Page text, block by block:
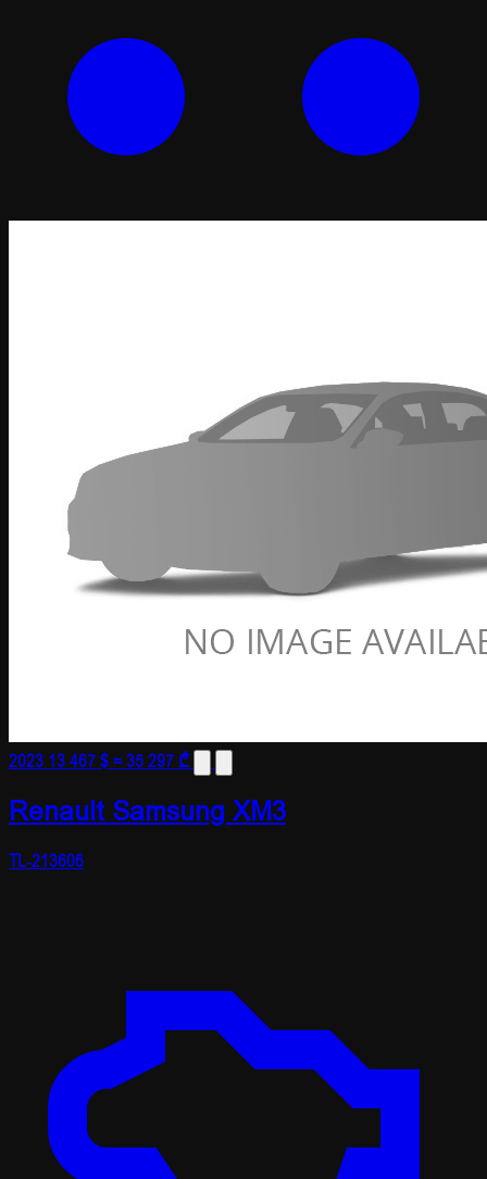
2023 13 467 $≈ 35 297 ₾
Renault Samsung XM3
TL-213606